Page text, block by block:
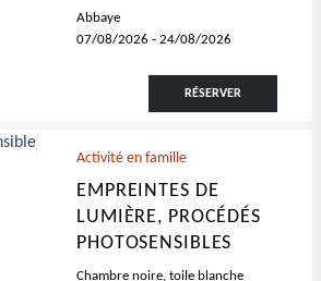
Abbaye
07/08/2026 - 24/08/2026
RÉSERVER
Activité en famille
EMPREINTES DE
LUMIÈRE, PROCÉDÉS
PHOTOSENSIBLES
Chambre noire, toile blanche